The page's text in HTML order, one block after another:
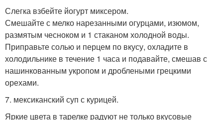
Слегка взбейте йогурт миксером.
Смешайте с мелко нарезанными огурцами, изюмом,
размятым чесноком и 1 стаканом холодной воды.
Приправьте солью и перцем по вкусу, охладите в
холодильнике в течение 1 часа и подавайте, смешав с
нашинкованным укропом и дроблеными грецкими
орехами.
7. мексиканский суп с курицей.
Яркие цвета в тарелке радуют не только вкусовые